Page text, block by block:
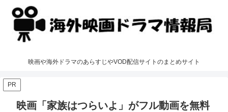
映画や海外ドラマのあらすじやVOD配信サイトのまとめサイト
PR
映画「家族はつらいよ」がフル動画を無料